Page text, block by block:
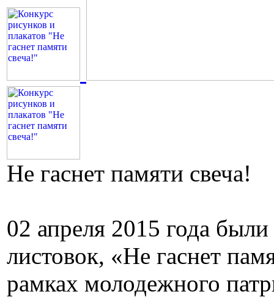
Не гаснет памяти свеча!
02 апреля 2015 года
листовок, «Не гаснет
рамках молодежного